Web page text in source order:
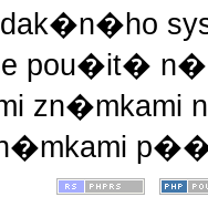
pou�it�
zn�mkami